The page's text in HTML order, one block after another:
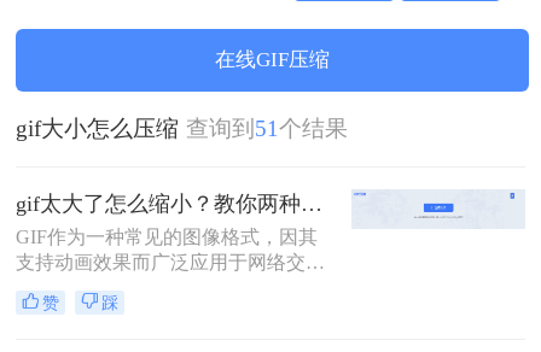
公。
在线GIF压缩
gif大小怎么压缩 查询到 51个结果
gif太大了怎么缩小？教你两种高效压缩方法！
GIF作为一种常见的图像格式，因其
支持动画效果而广泛应用于网络交
流、社交媒体和网页设计中。然而，
有时我们会遇到GIF文件体积过大的
赞 踩